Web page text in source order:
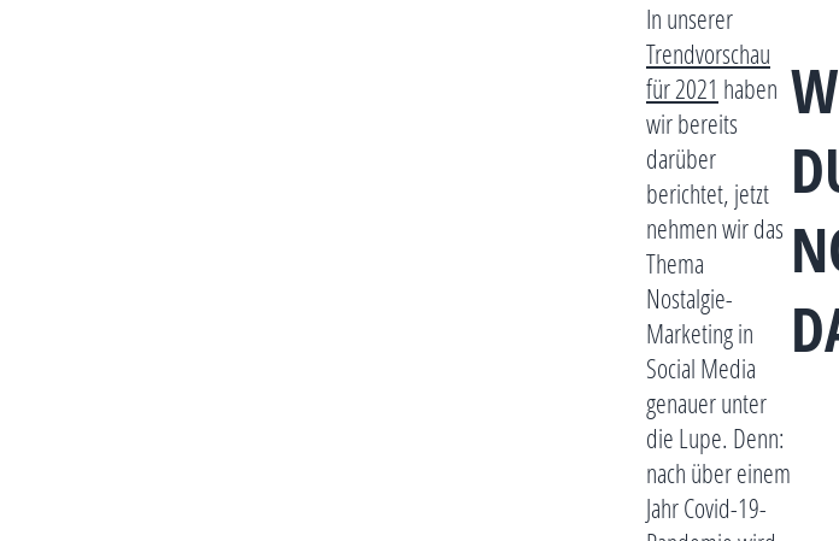
In unserer
Trendvorschau
für 2021 haben
wir bereits
darüber
berichtet, jetzt
nehmen wir das
Thema
Nostalgie-
Marketing in
Social Media
genauer unter
die Lupe. Denn:
nach über einem
Jahr Covid-19-
U